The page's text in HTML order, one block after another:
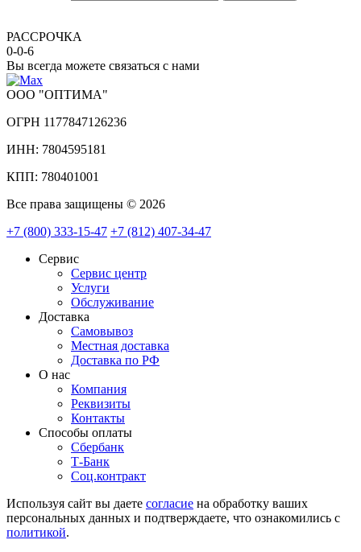
РАССРОЧКА
0-0-6
Вы всегда можете связаться с нами
ООО "ОПТИМА"
ОГРН 1177847126236
ИНН: 7804595181
КПП: 780401001
Все права защищены © 2026
+7 (800) 333-15-47 +7 (812) 407-34-47
Сервис
Сервис центр
Услуги
Обслуживание
Доставка
Самовывоз
Местная доставка
Доставка по РФ
О нас
Компания
Реквизиты
Контакты
Cпособы оплаты
Сбербанк
Т-Банк
Соц.контракт
Используя сайт вы даете согласие на обработку ваших
персональных данных и подтверждаете, что ознакомились с
политикой.